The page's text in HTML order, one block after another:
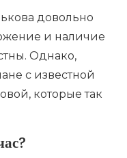
довольно
и наличие
Однако,
с известной
которые так